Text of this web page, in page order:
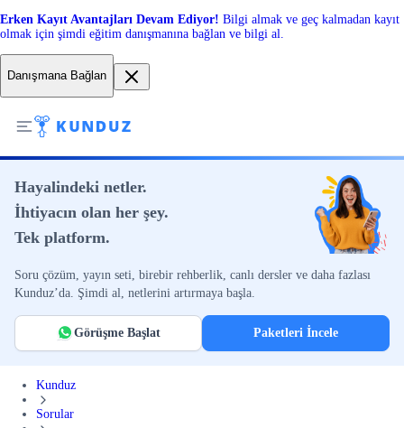
Erken Kayıt Avantajları Devam Ediyor! Bilgi almak ve geç kalmadan kayıt
olmak için şimdi eğitim danışmanına bağlan ve bilgi al.
Danışmana Bağlan
Hayalindeki netler.
İhtiyacın olan her şey.
Tek platform.
Soru çözüm, yayın seti, birebir rehberlik, canlı dersler ve daha fazlası
Kunduz’da. Şimdi al, netlerini artırmaya başla.
Görüşme Başlat Paketleri İncele
Kunduz
Sorular